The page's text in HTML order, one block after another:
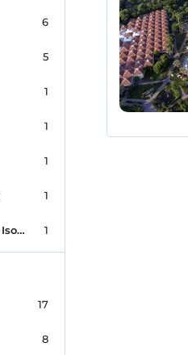
6
5
1
1
1
1
Mezza pensione isolata Isolated 1
17
8